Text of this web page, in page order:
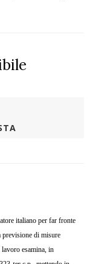
italiano per far fronte
previsione di misure
esamina, in